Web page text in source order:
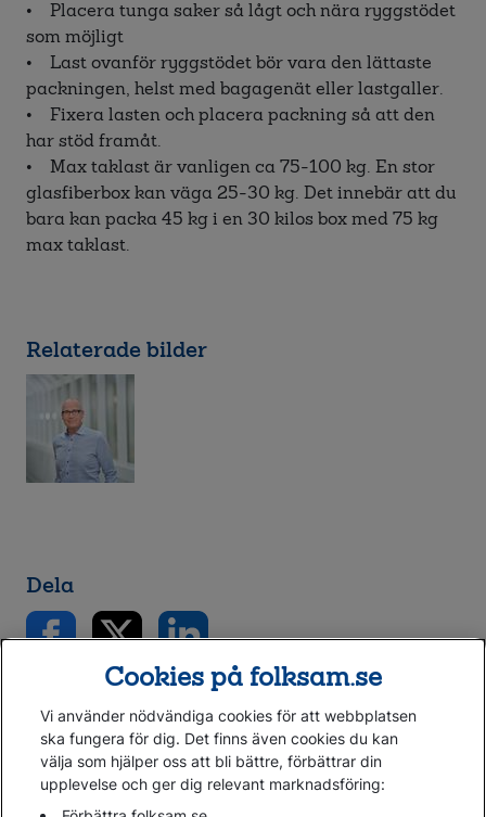
• Placera tunga saker så lågt och nära ryggstödet
som möjligt
• Last ovanför ryggstödet bör vara den lättaste
packningen, helst med bagagenät eller lastgaller.
• Fixera lasten och placera packning så att den
har stöd framåt.
• Max taklast är vanligen ca 75-100 kg. En stor
glasfiberbox kan väga 25-30 kg. Det innebär att du
bara kan packa 45 kg i en 30 kilos box med 75 kg
max taklast.
Relaterade bilder
Dela
Cookies på folksam.se
Vi använder nödvändiga cookies för att webbplatsen
ska fungera för dig. Det finns även cookies du kan
välja som hjälper oss att bli bättre, förbättrar din
upplevelse och ger dig relevant marknadsföring: